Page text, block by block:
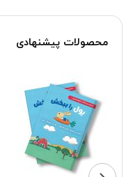
محصولات پیشنهادی